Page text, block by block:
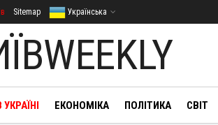
Sitemap Українська
ЕКОНОМІКА ПОЛІТИКА СВІТ